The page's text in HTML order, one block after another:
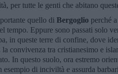
per tutte le genti che abitano
quello di Bergoglio perché
tempo. Eppure sono passati solo
in queste terre di confine, dove
convivenza tra cristianesimo e
In questo suolo, ora estremo
esempio di inciviltà e assurda